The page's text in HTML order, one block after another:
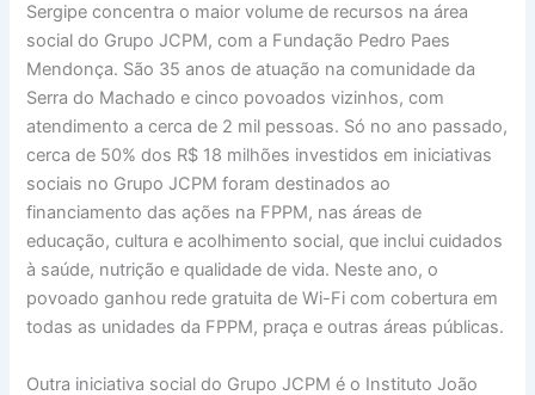
Sergipe concentra o maior volume de recursos na área
social do Grupo JCPM, com a Fundação Pedro Paes
Mendonça. São 35 anos de atuação na comunidade da
Serra do Machado e cinco povoados vizinhos, com
atendimento a cerca de 2 mil pessoas. Só no ano passado,
cerca de 50% dos R$ 18 milhões investidos em iniciativas
sociais no Grupo JCPM foram destinados ao
financiamento das ações na FPPM, nas áreas de
educação, cultura e acolhimento social, que inclui cuidados
à saúde, nutrição e qualidade de vida. Neste ano, o
povoado ganhou rede gratuita de Wi-Fi com cobertura em
todas as unidades da FPPM, praça e outras áreas públicas.
Outra iniciativa social do Grupo JCPM é o Instituto João